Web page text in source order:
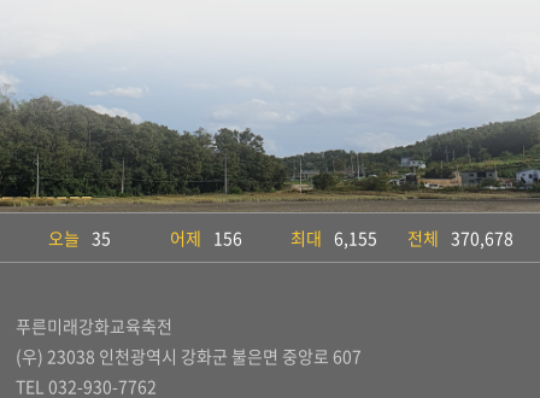
오늘 35 어제 156 최대 6,155 전체 370,678
푸른미래강화교육축전
(우) 23038 인천광역시 강화군 불은면 중앙로 607
TEL 032-930-7762